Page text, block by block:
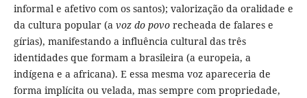
informal e afetivo com os santos); valorização da oralidade e
da cultura popular (a voz do povorecheada de falares e
gírias), manifestando a influência cultural das três
identidades que formam a brasileira (a europeia, a
indígena e a africana). E essa mesma voz apareceria de
forma implícita ou velada, mas sempre com propriedade,